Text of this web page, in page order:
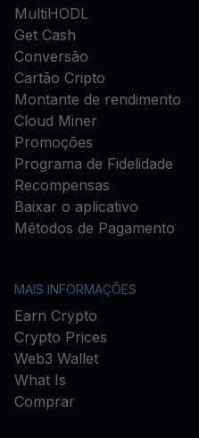
MultiHODL
Get Cash
Conversão
Cartão Cripto
Montante de rendimento
Cloud Miner
Promoções
Programa de Fidelidade
Recompensas
Baixar o aplicativo
Métodos de Pagamento
MAIS INFORMAÇÕES
Earn Crypto
Crypto Prices
Web3 Wallet
What Is
Comprar